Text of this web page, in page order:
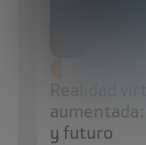
Realidad
y futuro